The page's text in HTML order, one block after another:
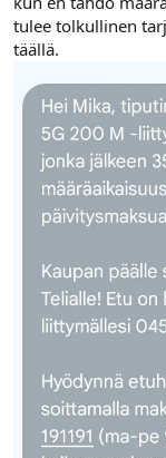
tulee tolkullinen
täällä.